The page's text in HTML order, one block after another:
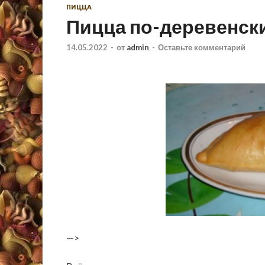
ПИЦЦА
Пицца по-
14.05.2022 - от admin - Оставьте комментарий
—>